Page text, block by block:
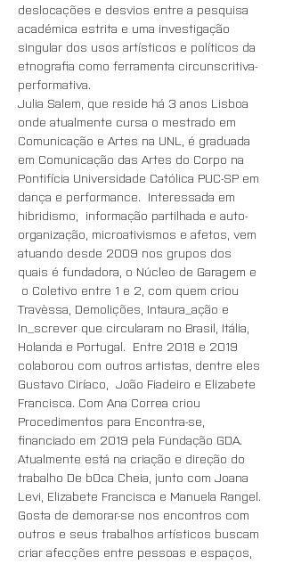
deslocações e desvios entre a pesquisa
académica estrita e uma investigação
singular dos usos artísticos e políticos da
etnografia como ferramenta circunscritiva-
performativa.
Julia Salem, que reside há 3 anos Lisboa
onde atualmente cursa o mestrado em
Comunicação e Artes na UNL, é graduada
em Comunicação das Artes do Corpo na
Pontifícia Universidade Católica PUC-SP em
dança e performance.  Interessada em
hibridismo,  informação partilhada e auto-
organização, microativismos e afetos, vem
atuando desde 2009 nos grupos dos
quais é fundadora, o Núcleo de Garagem e
o Coletivo entre 1 e 2, com quem criou
Travèssa, Demolições, Intaura_ação e
In_screver que circularam no Brasil, Itália,
Holanda e Portugal.  Entre 2018 e 2019
colaborou com outros artistas, dentre eles
Gustavo Ciríaco,  João Fiadeiro e Elizabete
Francisca. Com Ana Correa criou
Procedimentos para Encontra-se,
financiado em 2019 pela Fundação GDA.
Atualmente está na criação e direção do
trabalho De bOca Cheia, junto com Joana
Levi, Elizabete Francisca e Manuela Rangel.
Gosta de demorar-se nos encontros com
outros e seus trabalhos artísticos buscam
criar afecções entre pessoas e espaços,